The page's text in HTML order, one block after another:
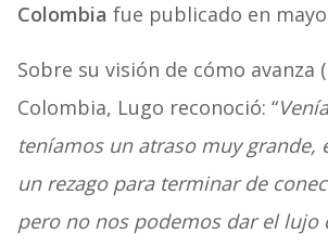
Colombia fue publicado en mayo
Sobre su visión de cómo avanza
Colombia, Lugo reconoció: “
teníamos un atraso muy grande,
un rezago para terminar de
pero no nos podemos dar el lujo